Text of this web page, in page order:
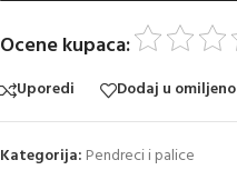
Ocene kupaca:
Uporedi Dodaj u omiljeno
Kategorija: Pendreci i palice